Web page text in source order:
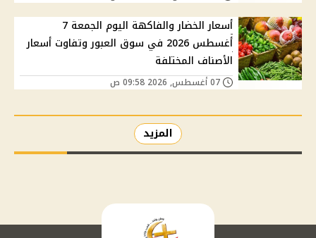
أسعار الخضار والفاكهة اليوم الجمعة 7
أغسطس 2026 في سوق العبور وتفاوت أسعار
الأصناف المختلفة
المزيد